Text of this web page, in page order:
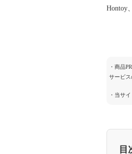
Hontoy
・商品
サービ
・当サ
目